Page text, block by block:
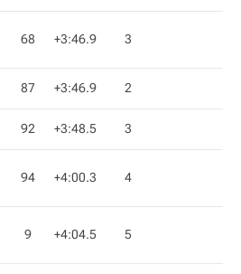
68 +3:46.9 3
87 +3:46.9 2
92 +3:48.5 3
94 +4:00.3 4
9 +4:04.5 5